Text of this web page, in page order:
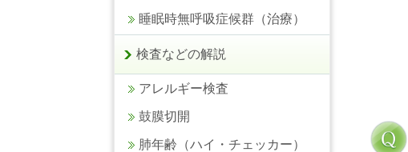
睡眠時無呼吸症候群（治療）
検査などの解説
アレルギー検査
鼓膜切開
肺年齢（ハイ・チェッカー）